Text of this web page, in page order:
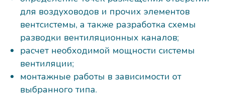
для воздуховодов и прочих элементов
вентсистемы, а также разработка схемы
разводки вентиляционных каналов;
расчет необходимой мощности системы
вентиляции;
монтажные работы в зависимости от
выбранного типа.